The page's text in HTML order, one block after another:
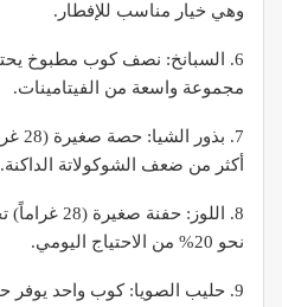
وهي خيار مناسب للإفطار.
مجموعة واسعة من الفيتامينات.
أكثر من ضعف الشوكولاتة الداكنة.
نحو 20% من الاحتياج اليومي.